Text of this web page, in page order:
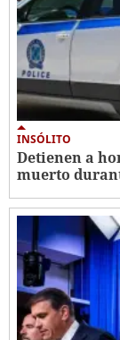
INSÓLITO
Detienen a
muerto